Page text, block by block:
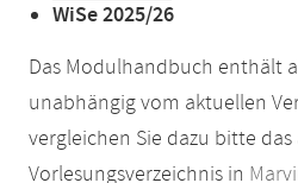
WiSe 2025/26
Das Modulhandbuch enthält
unabhängig vom aktuellen
vergleichen Sie dazu bitte
Vorlesungsverzeichnis in